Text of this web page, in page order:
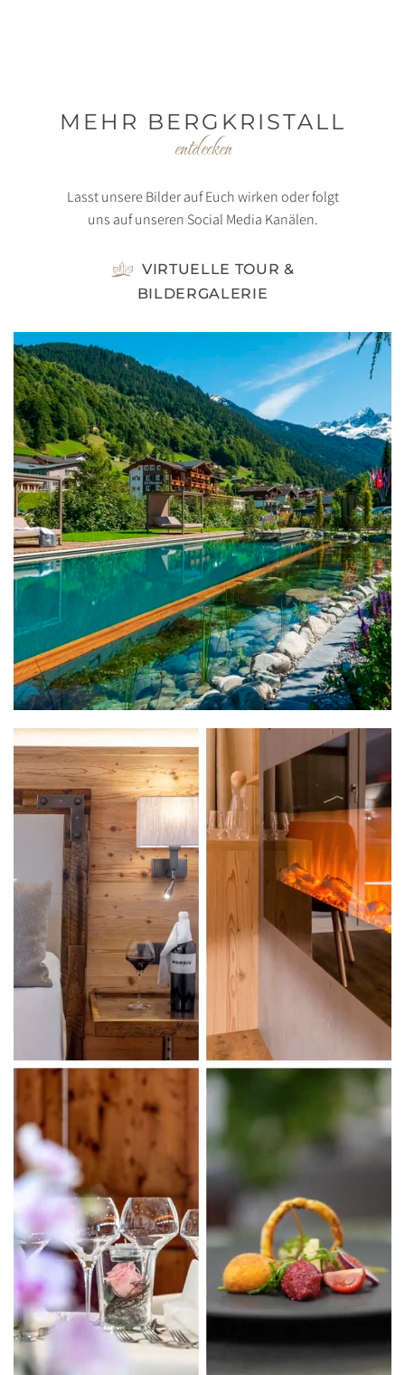
MEHR BERGKRISTALL
entdecken
Lasst unsere Bilder auf Euch wirken oder folgt
uns auf unseren Social Media Kanälen.
VIRTUELLE TOUR &
BILDERGALERIE